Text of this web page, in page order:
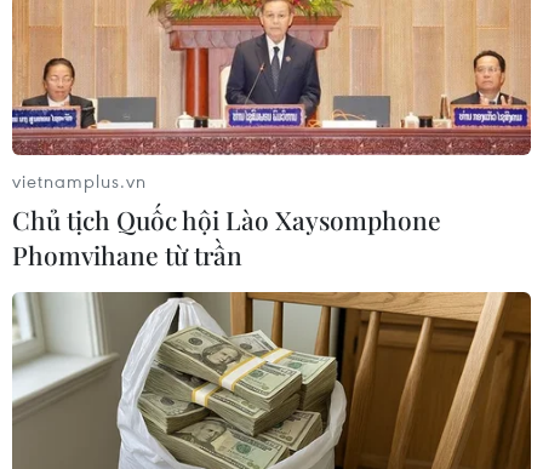
#Chiến tranh Triều Tiên #Hàn Quốc
#Gia đình bị ly tán
#Thành viên gia đình bị ly tán
#Đoàn tụ với gia đình
Hàn Quốc
Theo dõi VietnamPlus
vietnamplus.vn
Chủ tịch Quốc hội Lào Xaysomphone
Phomvihane từ trần